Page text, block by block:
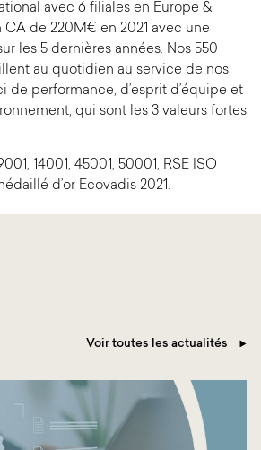
avec 6 filiales en Europe &
de 220M€ en 2021 avec une
les 5 dernières années. Nos 550
au quotidien au service de nos
de performance, d’esprit d’équipe et
qui sont les 3 valeurs fortes
14001, 45001, 50001, RSE ISO
d’or Ecovadis 2021.
Voir toutes les actualités